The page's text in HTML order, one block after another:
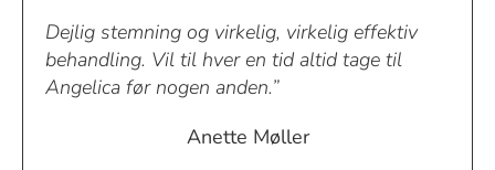
Dejlig stemning og virkelig, virkelig effektiv
behandling. Vil til hver en tid altid tage til
Angelica før nogen anden.”
Anette Møller